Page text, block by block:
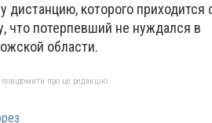
которого приходится
что потерпевший не нуждался в
области.
про це редакцію